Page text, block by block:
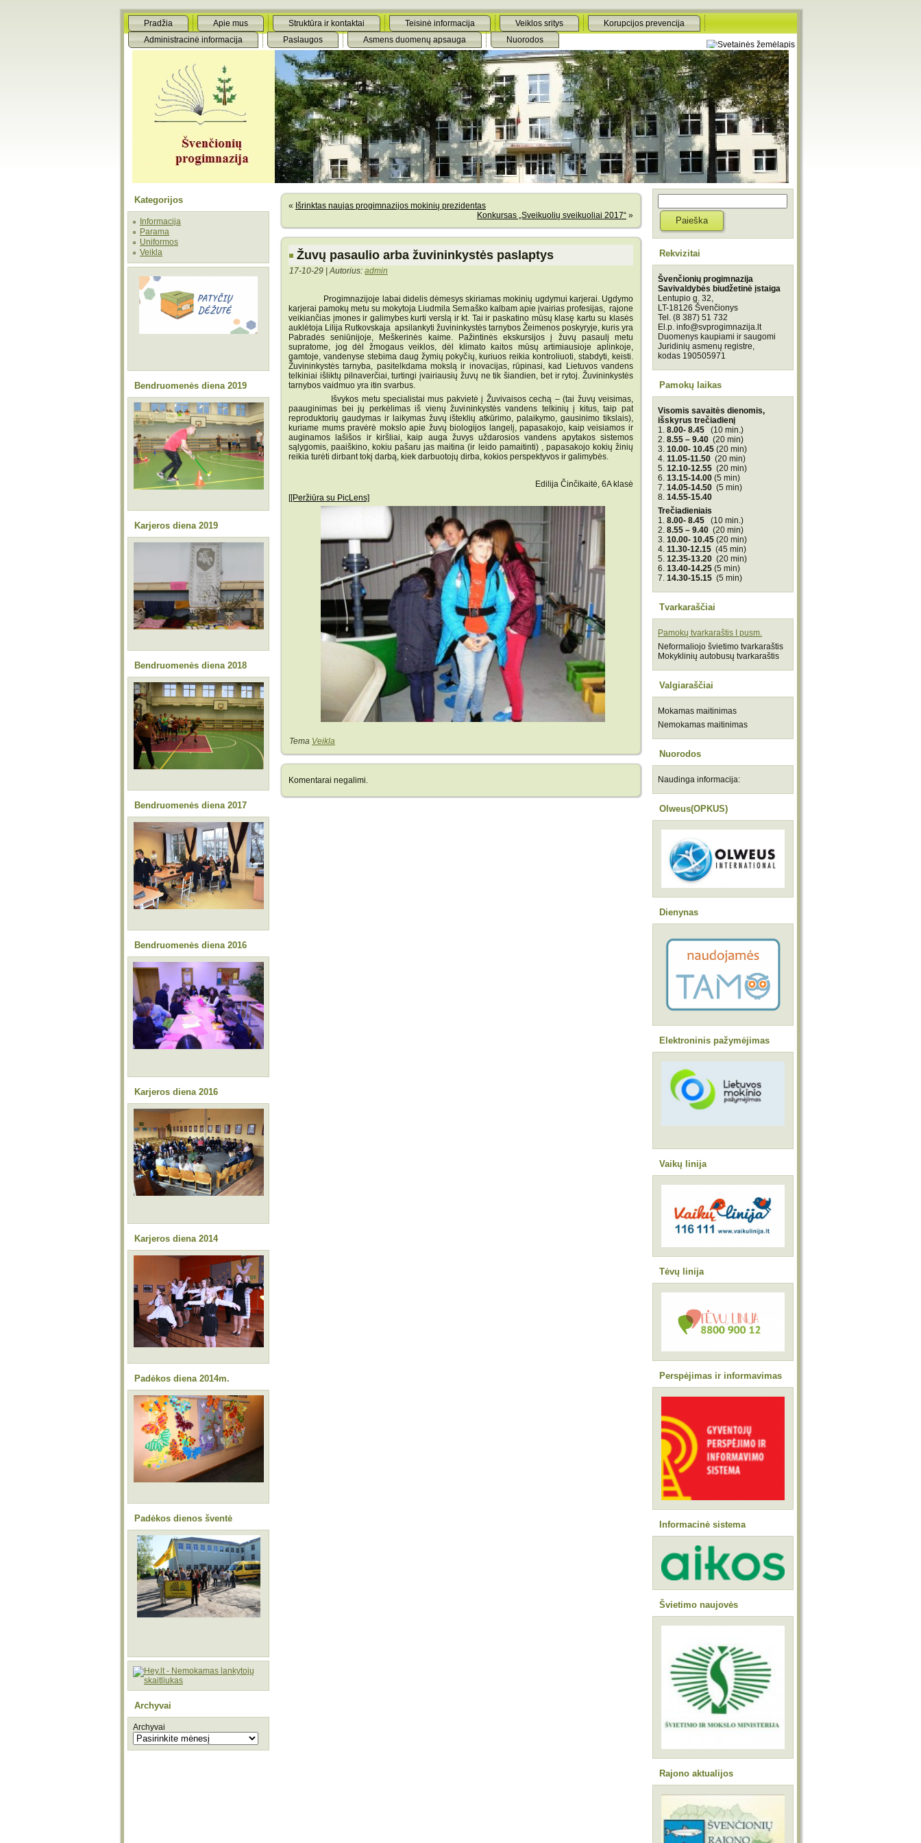
Pradžia Apie mus Struktūra ir kontaktai Teisinė informacija Veiklos sritys
Korupcijos prevencija
Administracinė informacija
Paslaugos Asmens duomenų apsauga Nuorodos
Kategorijos
Informacija
Parama
Uniformos
Veikla
Bendruomenės diena 2019
Karjeros diena 2019
Bendruomenės diena 2018
Bendruomenės diena 2017
Bendruomenės diena 2016
Karjeros diena 2016
Karjeros diena 2014
Padėkos diena 2014m.
Padėkos dienos šventė
Archyvai
Archyvai
« Išrinktas naujas progimnazijos mokinių prezidentas
Konkursas „Sveikuolių sveikuoliai 2017“ »
Žuvų pasaulio arba žuvininkystės paslaptys
17-10-29 | Autorius: admin
Progimnazijoje labai didelis dėmesys skiriamas mokinių ugdymui karjerai. Ugdymo
karjerai pamokų metu su mokytoja Liudmila Semaško kalbam apie įvairias profesijas, rajone
veikiančias įmones ir galimybes kurti verslą ir kt. Tai ir paskatino mūsų klasę kartu su klasės
auklėtoja Lilija Rutkovskaja apsilankyti žuvininkystės tarnybos Žeimenos poskyryje, kuris yra
Pabradės seniūnijoje, Meškerinės kaime. Pažintinės ekskursijos į žuvų pasaulį metu
supratome, jog dėl žmogaus veiklos, dėl klimato kaitos mūsų artimiausioje aplinkoje,
gamtoje, vandenyse stebima daug žymių pokyčių, kuriuos reikia kontroliuoti, stabdyti, keisti.
Žuvininkystės tarnyba, pasitelkdama mokslą ir inovacijas, rūpinasi, kad Lietuvos vandens
telkiniai išliktų pilnaverčiai, turtingi įvairiausių žuvų ne tik šiandien, bet ir rytoj. Žuvininkystės
tarnybos vaidmuo yra itin svarbus.
Išvykos metu specialistai mus pakvietė į Žuvivaisos cechą – (tai žuvų veisimas,
paauginimas bei jų perkėlimas iš vienų žuvininkystės vandens telkinių į kitus, taip pat
reproduktorių gaudymas ir laikymas žuvų išteklių atkūrimo, palaikymo, gausinimo tikslais),
kuriame mums pravėrė mokslo apie žuvų biologijos langelį, papasakojo, kaip veisiamos ir
auginamos lašišos ir kiršliai, kaip auga žuvys uždarosios vandens apytakos sistemos
sąlygomis, paaiškino, kokiu pašaru jas maitina (ir leido pamaitinti) , papasakojo kokių žinių
reikia turėti dirbant tokį darbą, kiek darbuotojų dirba, kokios perspektyvos ir galimybės.
Edilija Činčikaitė, 6A klasė
[[Peržiūra su PicLens]
Tema Veikla
Komentarai negalimi.
Rekvizitai
Švenčionių progimnazija
Savivaldybės biudžetinė įstaiga
Lentupio g. 32,
LT-18126 Švenčionys
Tel. (8 387) 51 732
El.p. info@svprogimnazija.lt
Duomenys kaupiami ir saugomi
Juridinių asmenų registre,
kodas 190505971
Pamokų laikas
Visomis savaitės dienomis,
išskyrus trečiadienį
1. 8.00- 8.45
(10 min.)
2. 8.55 – 9.40 (20 min)
3. 10.00- 10.45 (20 min)
4. 11.05-11.50 (20 min)
5. 12.10-12.55 (20 min)
6. 13.15-14.00 (5 min)
7. 14.05-14.50 (5 min)
8. 14.55-15.40
Trečiadieniais
1. 8.00- 8.45
(10 min.)
2. 8.55 – 9.40 (20 min)
3. 10.00- 10.45 (20 min)
4. 11.30-12.15 (45 min)
5. 12.35-13.20 (20 min)
6. 13.40-14.25 (5 min)
7. 14.30-15.15 (5 min)
Tvarkaraščiai
Pamokų tvarkaraštis I pusm.
Neformaliojo švietimo tvarkaraštis
Mokyklinių autobusų tvarkaraštis
Valgiaraščiai
Mokamas maitinimas
Nemokamas maitinimas
Nuorodos
Naudinga informacija:
Olweus(OPKUS)
Dienynas
Elektroninis pažymėjimas
Vaikų linija
Tėvų linija
Perspėjimas ir informavimas
Informacinė sistema
Švietimo naujovės
Rajono aktualijos